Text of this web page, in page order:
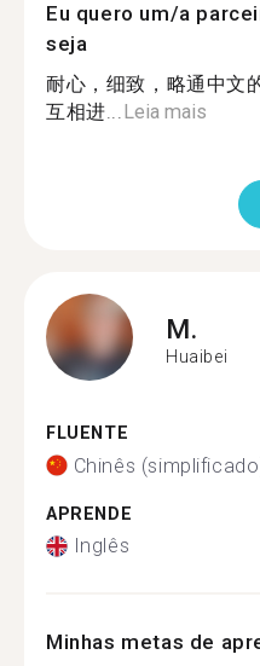
Eu quero um/a
seja
耐心，细致，略通中文
互相进...Leia mais
M.
Huaibei
FLUENTE
Chinês
APRENDE
Inglês
Minhas metas de